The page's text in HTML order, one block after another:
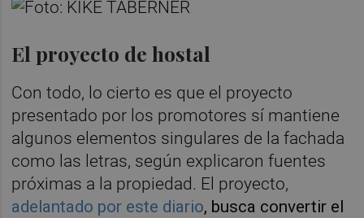
El proyecto de hostal
Con todo, lo cierto es que el proyecto
presentado por los promotores sí mantiene
algunos elementos singulares de la fachada
como las letras, según explicaron fuentes
próximas a la propiedad. El proyecto,
adelantado por este diario, busca convertir el